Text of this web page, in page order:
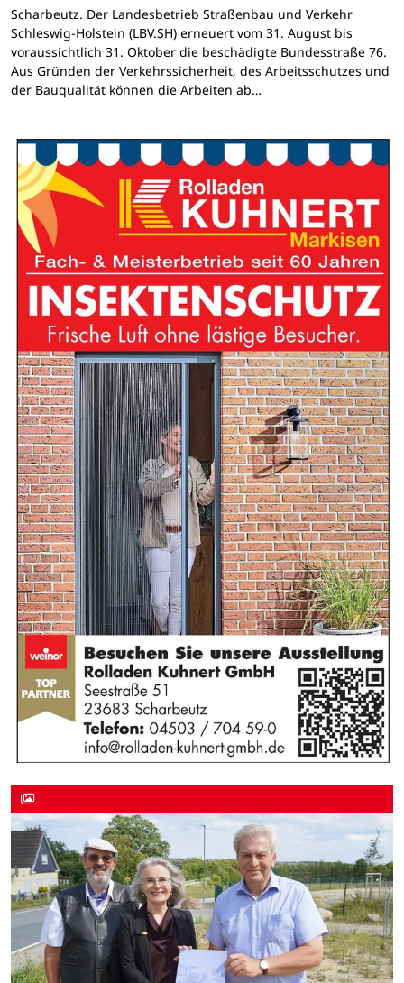
Scharbeutz. Der Landesbetrieb Straßenbau und Verkehr
Schleswig-Holstein (LBV.SH) erneuert vom 31. August bis
voraussichtlich 31. Oktober die beschädigte Bundesstraße 76.
Aus Gründen der Verkehrssicherheit, des Arbeitsschutzes und
der Bauqualität können die Arbeiten ab…